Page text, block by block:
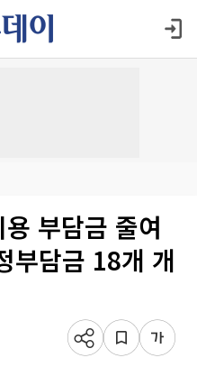
부담금 줄여
부담금 18개 개